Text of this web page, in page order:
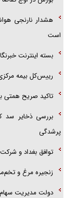
است
بسته اینترنت
رییس‌کل بیمه
تاکید صریح همتی
پرشدگی
توافق بغداد و
زنجیره مرغ و
دولت مدیریت سهام